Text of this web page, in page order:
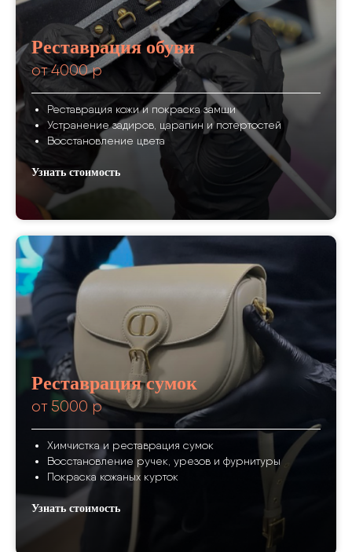
Реставрация обуви
от 4000 р
Реставрация кожи и покраска замши
Устранение задиров, царапин и потертостей
Восстановление цвета
Узнать стоимость
Реставрация сумок
от 5000 р
Химчистка и реставрация сумок
Восстановление ручек, урезов и фурнитуры
Покраска кожаных курток
Узнать стоимость